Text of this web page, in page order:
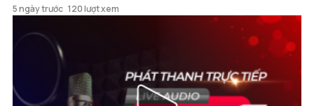
5 ngày trước 120 lượt xem